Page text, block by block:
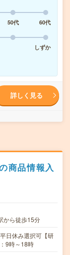
50代
60代
しずか
詳しく見る
商品情報入
から徒歩15分
日休み選択可【研
9時～18時